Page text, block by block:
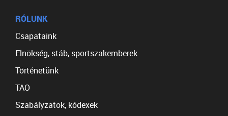
RÓLUNK
Csapataink
Elnökség, stáb, sportszakemberek
Történetünk
TAO
Szabályzatok, kódexek